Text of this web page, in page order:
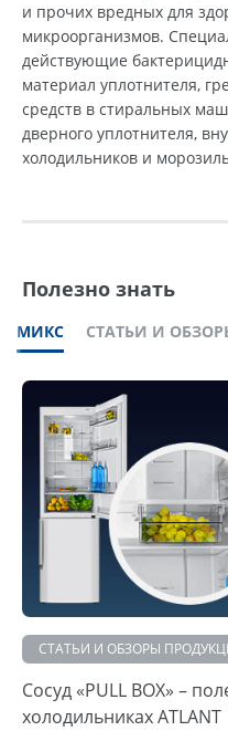
и прочих вредных для
микроорганизмов.
действующие
материал уплотнителя,
средств в стиральных
дверного уплотнителя,
холодильников и
Полезно знать
МИКС СТАТЬИ И
СТАТЬИ И ОБЗОРЫ
Сосуд «PULL BOX» –
холодильниках ATLANT